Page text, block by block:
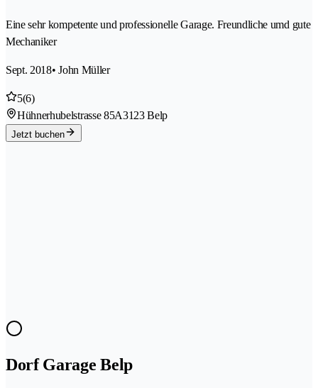
Eine sehr kompetente und professionelle Garage. Freundliche umd gute
Mechaniker
Sept. 2018• John Müller
5(6)
Hühnerhubelstrasse 85A3123 Belp
Jetzt buchen
Dorf Garage Belp